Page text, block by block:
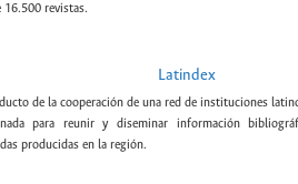
16.500 revistas.
Latindex
de la cooperación de una red de instituciones
para reunir y diseminar información
producidas en la región.